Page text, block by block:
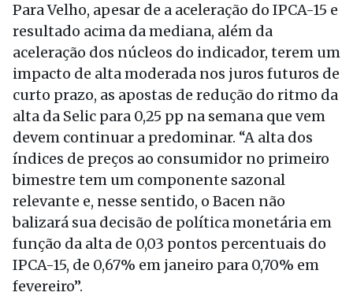
Para Velho, apesar de a aceleração do IPCA-15 e
resultado acima da mediana, além da
aceleração dos núcleos do indicador, terem um
impacto de alta moderada nos juros futuros de
curto prazo, as apostas de redução do ritmo da
alta da Selic para 0,25 pp na semana que vem
devem continuar a predominar. “A alta dos
índices de preços ao consumidor no primeiro
bimestre tem um componente sazonal
relevante e, nesse sentido, o Bacen não
balizará sua decisão de política monetária em
função da alta de 0,03 pontos percentuais do
IPCA-15, de 0,67% em janeiro para 0,70% em
fevereiro”.